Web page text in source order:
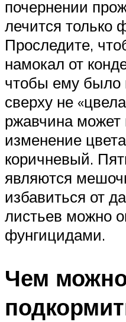
почернении
лечится только
Проследите,
намокал от
чтобы ему было
сверху не
ржавчина может
изменение
коричневый.
являются
избавиться от
листьев можно
фунгицидами.
Чем